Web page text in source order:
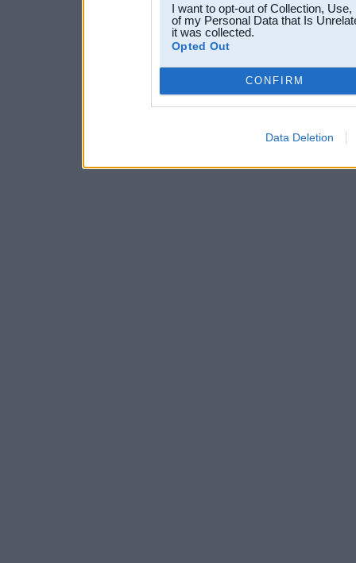
I want to opt-out of Collection,
of my Personal Data that Is
it was collected.
Opted Out
CONFIRM
Data Deletion